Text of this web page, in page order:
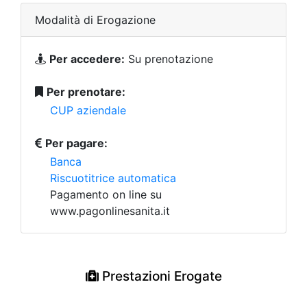
Modalità di Erogazione
Per accedere: Su prenotazione
Per prenotare:
CUP aziendale
Per pagare:
Banca
Riscuotitrice automatica
Pagamento on line su
www.pagonlinesanita.it
Prestazioni Erogate